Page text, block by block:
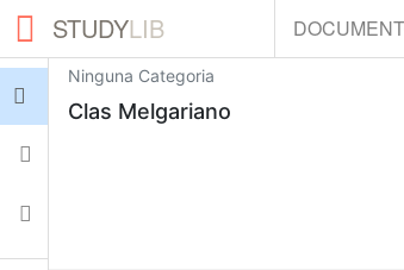
STUDYLIB
Ninguna Categoria
Clas Melgariano